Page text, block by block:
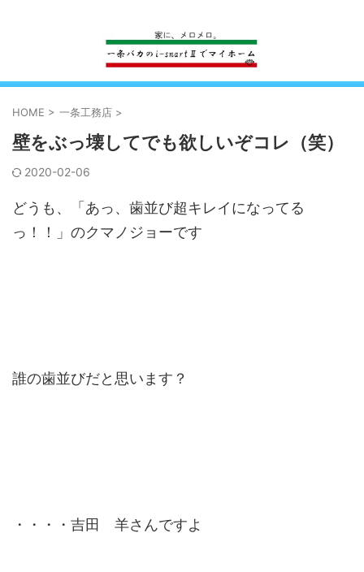
HOME > 一条工務店 >
壁をぶっ壊してでも欲しいぞコレ（笑）
2020-02-06
どうも、「あっ、歯並び超キレイになってる
っ！！」のクマノジョーです
誰の歯並びだと思います？
・・・・吉田 羊さんですよ